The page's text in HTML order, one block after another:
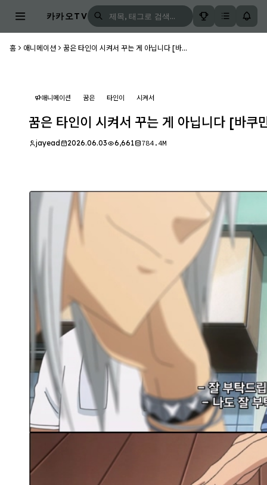
카카오TV
홈 애니메이션 꿈은 타인이 시켜서 꾸는 게 아닙니다 [바...
애니메이션 꿈은 타인이 시켜서
꿈은 타인이 시켜서 꾸는 게 아닙니다 [바쿠
jayead 2026.06.03 6,661 784.4M